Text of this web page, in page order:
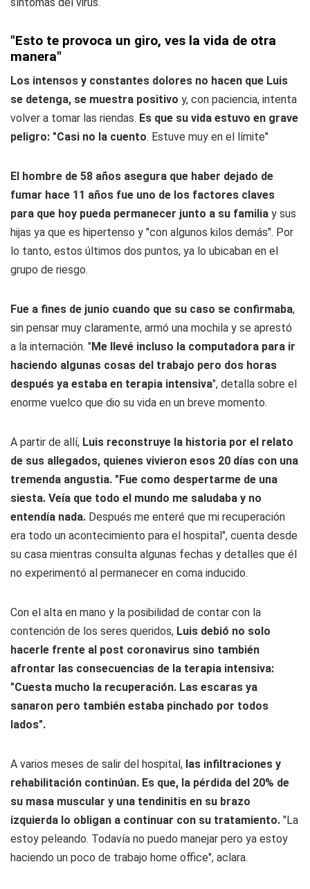
"Esto te provoca un giro, ves la vida de otra
manera"
Los intensos y constantes dolores no hacen que Luis
se detenga, se muestra positivo y, con paciencia, intenta
volver a tomar las riendas. Es que su vida estuvo en grave
peligro: "Casi no la cuento. Estuve muy en el límite"
El hombre de 58 años asegura que haber dejado de
fumar hace 11 años fue uno de los factores claves
para que hoy pueda permanecer junto a su familia y sus
hijas ya que es hipertenso y "con algunos kilos demás". Por
lo tanto, estos últimos dos puntos, ya lo ubicaban en el
grupo de riesgo.
Fue a fines de junio cuando que su caso se confirmaba,
sin pensar muy claramente, armó una mochila y se aprestó
a la internación. "Me llevé incluso la computadora para ir
haciendo algunas cosas del trabajo pero dos horas
después ya estaba en terapia intensiva", detalla sobre el
enorme vuelco que dio su vida en un breve momento.
A partir de allí, Luis reconstruye la historia por el relato
de sus allegados, quienes vivieron esos 20 días con una
tremenda angustia. "Fue como despertarme de una
siesta. Veía que todo el mundo me saludaba y no
entendía nada. Después me enteré que mi recuperación
era todo un acontecimiento para el hospital", cuenta desde
su casa mientras consulta algunas fechas y detalles que él
no experimentó al permanecer en coma inducido.
Con el alta en mano y la posibilidad de contar con la
contención de los seres queridos, Luis debió no solo
hacerle frente al post coronavirus sino también
afrontar las consecuencias de la terapia intensiva:
"Cuesta mucho la recuperación. Las escaras ya
sanaron pero también estaba pinchado por todos
lados".
A varios meses de salir del hospital, las infiltraciones y
rehabilitación continúan. Es que, la pérdida del 20% de
su masa muscular y una tendinitis en su brazo
izquierda lo obligan a continuar con su tratamiento. "La
estoy peleando. Todavía no puedo manejar pero ya estoy
haciendo un poco de trabajo home office", aclara.